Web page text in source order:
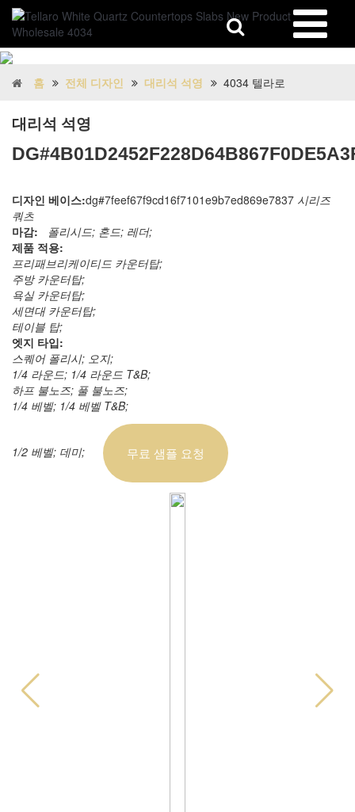
홈 전체 디자인 대리석 석영 4034 텔라로
대리석 석영
디자인 베이스:dg#7feef67f9cd16f7101e9b7ed869e7837 시리즈
쿼츠
마감:
폴리시드; 혼드; 레더;
제품 적용:
프리패브리케이티드 카운터탑;
주방 카운터탑;
욕실 카운터탑;
세면대 카운터탑;
테이블 탑;
엣지 타입:
스퀘어 폴리시; 오지;
1/4 라운드; 1/4 라운드 T&B;
하프 불노즈; 풀 불노즈;
1/4 베벨; 1/4 베벨 T&B;
1/2 베벨; 데미; 무료 샘플 요청